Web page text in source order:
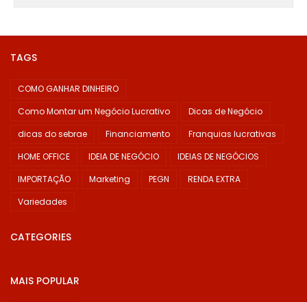
TAGS
COMO GANHAR DINHEIRO
Como Montar um Negócio Lucrativo
Dicas de Negócio
dicas do sebrae
Financiamento
Franquias lucrativas
HOME OFFICE
IDEIA DE NEGÓCIO
IDEIAS DE NEGÓCIOS
IMPORTAÇÃO
Marketing PEGN
RENDA EXTRA
Variedades
CATEGORIES
MAIS POPULAR